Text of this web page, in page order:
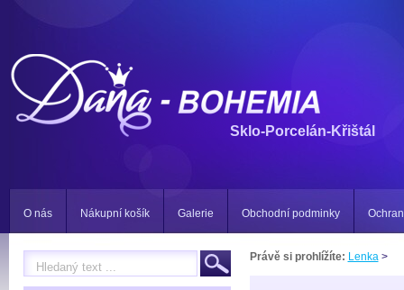
Sklo-Porcelán-Křištál
O nás Nákupní košík Galerie Obchodní podminky
Právě si prohlížíte: Lenka>